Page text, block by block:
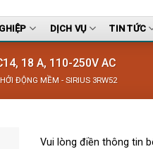
DỊCH VỤ TIN TỨC
18 A, 110-250V AC
ĐỘNG MỀM - SIRIUS 3RW52
Vui lòng điền thông tin